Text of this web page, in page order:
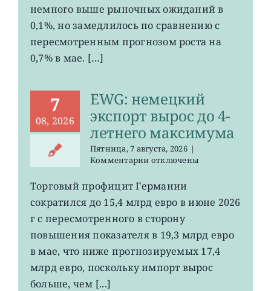
до
0,2%
немного выше рыночных ожиданий в
0,1%, но замедлилось по сравнению с
пересмотренным прогнозом роста на
0,7% в мае. […]
7
08, 2026
EWG: немецкий
экспорт вырос до 4-
летнего максимума
Пятница, 7 августа, 2026 |
Комментариик
EWG:
немецкий
экспорт
вырос
4-
летнего
отключены
Торговый профицит Германии
сократился до 15,4 млрд евро в июне 2026
г с пересмотренного в сторону
повышения показателя в 19,3 млрд евро
в мае, что ниже прогнозируемых 17,4
млрд евро, поскольку импорт вырос
больше, чем [...]